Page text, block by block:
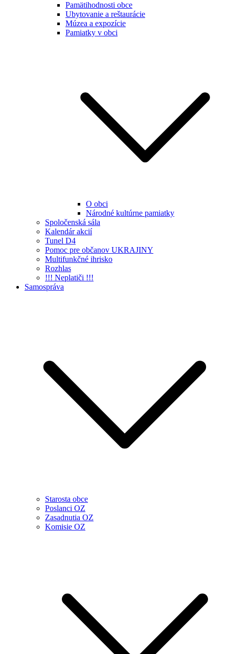
Pamätihodnosti obce
Ubytovanie a reštaurácie
Múzea a expozície
Pamiatky v obci
O obci
Národné kultúrne pamiatky
Spoločenská sála
Kalendár akcií
Tunel D4
Pomoc pre občanov UKRAJINY
Multifunkčné ihrisko
Rozhlas
!!! Neplatiči !!!
Samospráva
Starosta obce
Poslanci OZ
Zasadnutia OZ
Komisie OZ